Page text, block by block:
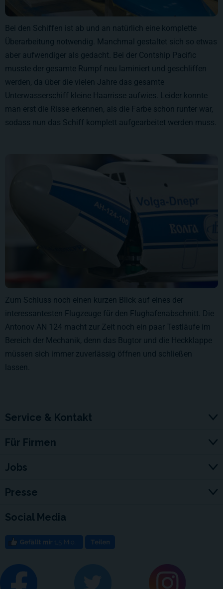
Bei den Schiffen ist ab und an natürlich eine komplette
Überarbeitung notwendig. Manchmal gestaltet sich so etwas
aber aufwendiger als gedacht. Bei der Contship Pacific
musste der gesamte Rumpf neu laminiert und geschliffen
werden, da über die vielen Jahre das gesamte
Unterwasserschiff kleine Haarrisse aufwies. Leider konnte
man erst die Risse erkennen, als die Farbe schon runter war,
sodass nun das Schiff komplett aufgearbeitet werden muss.
Zum Schluss noch einen kurzen Blick auf eines der
interessantesten Flugzeuge für den Flughafenabschnitt. Die
Antonov AN 124 macht zur Zeit noch ein paar Testläufe im
Bereich der Mechanik, denn das Bugtor und die Heckklappe
müssen sich immer zuverlässig öffnen und schließen
lassen.
Service & Kontakt
Für Firmen
Jobs
Presse
Social Media